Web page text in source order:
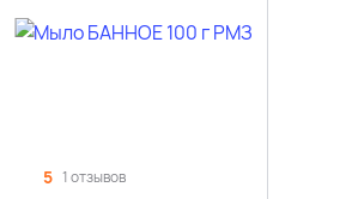
5 1 отзывов